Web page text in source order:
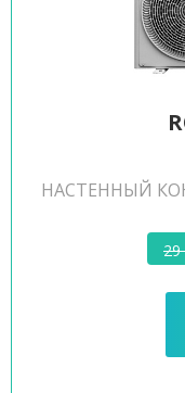
НАСТЕННЫЙ
29